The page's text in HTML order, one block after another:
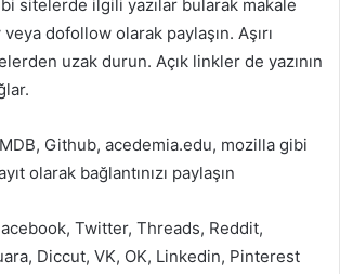
sitelerde ilgili yazılar bularak makale
dofollow olarak paylaşın. Aşırı
uzak durun. Açık linkler de yazının
Github, acedemia.edu, mozilla gibi
olarak bağlantınızı paylaşın
Twitter, Threads, Reddit,
Diccut, VK, OK, Linkedin, Pinterest